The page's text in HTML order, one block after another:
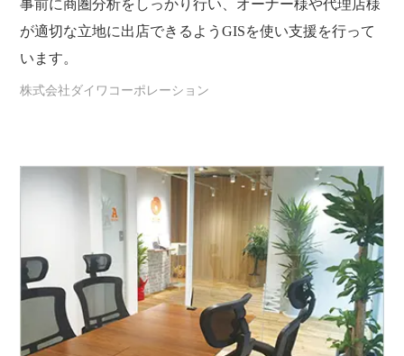
事前に商圏分析をしっかり行い、オーナー様や代理店様
が適切な立地に出店できるようGISを使い支援を行って
います。
株式会社ダイワコーポレーション